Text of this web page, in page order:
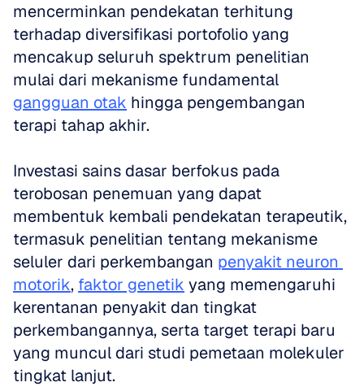
mencerminkan pendekatan terhitung
terhadap diversifikasi portofolio yang
mencakup seluruh spektrum penelitian
gangguan otak hingga pengembangan
terapi tahap akhir.
Investasi sains dasar berfokus pada
terobosan penemuan yang dapat
membentuk kembali pendekatan terapeutik,
termasuk penelitian tentang mekanisme
seluler dari perkembangan penyakit neuron
motorik, faktor genetik yang memengaruhi
kerentanan penyakit dan tingkat
perkembangannya, serta target terapi baru
yang muncul dari studi pemetaan molekuler
tingkat lanjut.